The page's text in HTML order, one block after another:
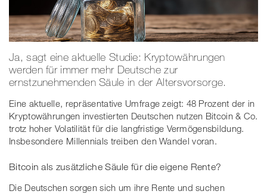
Ja, sagt eine aktuelle Studie: Kryptowährungen
werden für immer mehr Deutsche zur
ernstzunehmenden Säule in der Altersvorsorge.
Eine aktuelle, repräsentative Umfrage zeigt: 48 Prozent der in
Kryptowährungen investierten Deutschen nutzen Bitcoin & Co.
trotz hoher Volatilität für die langfristige Vermögensbildung.
Insbesondere Millennials treiben den Wandel voran.
Bitcoin als zusätzliche Säule für die eigene Rente?
Die Deutschen sorgen sich um ihre Rente und suchen